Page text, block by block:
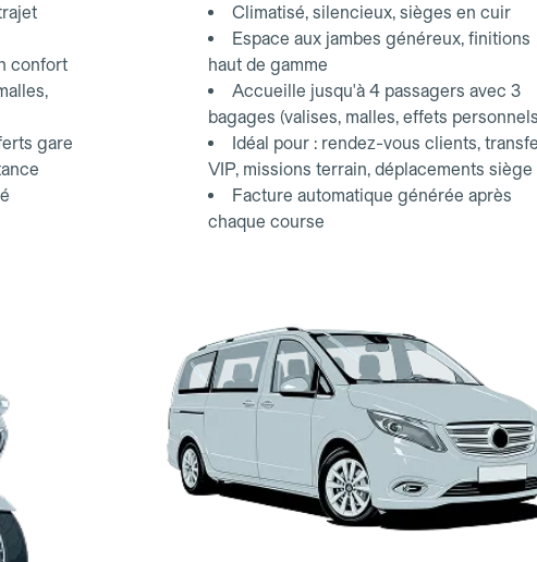
confort
gare
Climatisé, silencieux, sièges en cuir
Espace aux jambes généreux, finitions
haut de gamme
Accueille jusqu'à 4 passagers avec 3
bagages (valises, malles, effets
Idéal pour : rendez-vous clients,
VIP, missions terrain, déplacements siège
Facture automatique générée après
chaque course